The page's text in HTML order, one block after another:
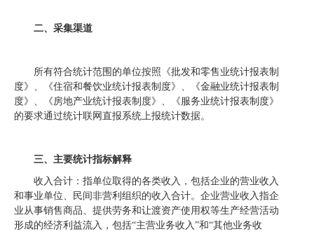
二、采集渠道
所有符合统计范围的单位按照《批发和零售业统计报表制
度》、《住宿和餐饮业统计报表制度》、《金融业统计报表制
度》、《房地产业统计报表制度》、《服务业统计报表制度》
的要求通过统计联网直报系统上报统计数据。
三、主要统计指标解释
收入合计：指单位取得的各类收入，包括企业的营业收入
和事业单位、民间非营利组织的收入合计。企业营业收入指企
业从事销售商品、提供劳务和让渡资产使用权等生产经营活动
形成的经济利益流入，包括“主营业务收入”和“其他业务收